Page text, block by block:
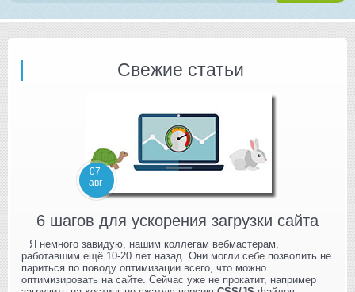
Свежие статьи
07
авг
6 шагов для ускорения загрузки сайта
Я немного завидую, нашим коллегам вебмастерам,
работавшим ещё 10-20 лет назад. Они могли себе позволить не
париться по поводу оптимизации всего, что можно
оптимизировать на сайте. Сейчас уже не прокатит, например